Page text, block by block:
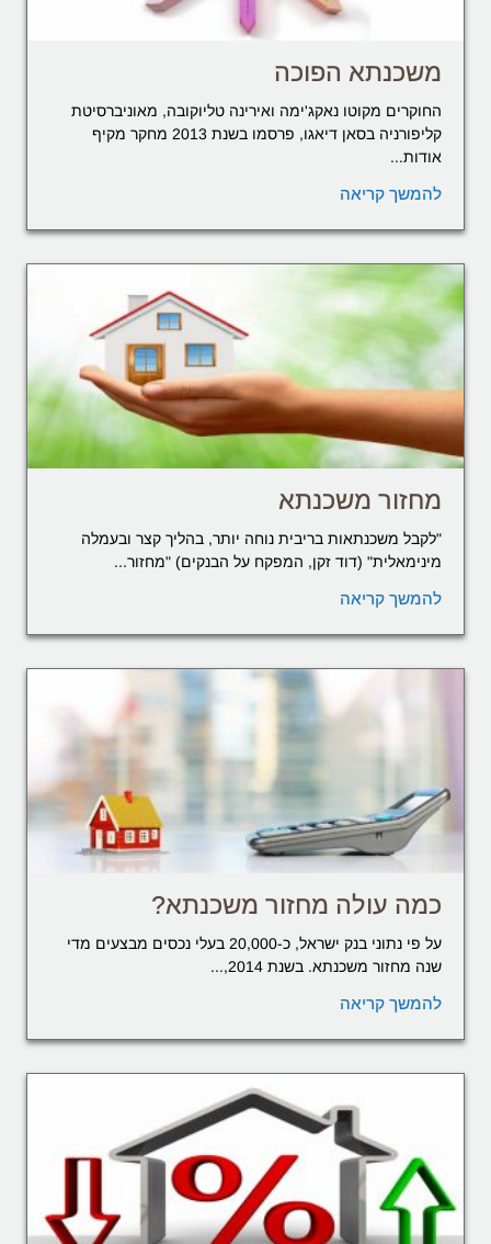
משכנתא הפוכה
החוקרים מקוטו נאקג'ימה ואירינה טליוקובה, מאוניברסיטת
קליפורניה בסאן דיאגו, פרסמו בשנת 2013 מחקר מקיף
אודות...
להמשך קריאה
מחזור משכנתא
"לקבל משכנתאות בריבית נוחה יותר, בהליך קצר ובעמלה
מינימאלית" (דוד זקן, המפקח על הבנקים) "מחזור...
להמשך קריאה
כמה עולה מחזור משכנתא?
על פי נתוני בנק ישראל, כ-20,000 בעלי נכסים מבצעים מדי
שנה מחזור משכנתא. בשנת 2014,...
להמשך קריאה